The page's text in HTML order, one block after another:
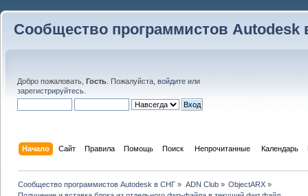
Сообщество программистов Autodesk
Добро пожаловать, Гость . Пожалуйста, войдите или
зарегистрируйтесь
Начало Сайт Правила Помощь Поиск Непрочитанные Календарь
Сообщество программистов Autodesk в СНГ » ADN Club» ObjectARX»